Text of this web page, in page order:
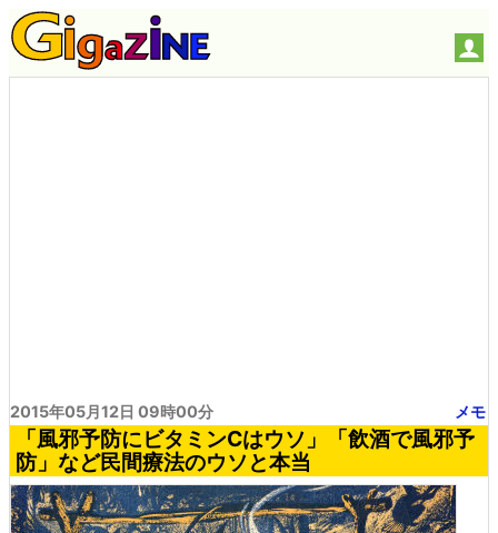
2015年05月12日 09時00分 メモ
「風邪予防にビタミンCはウソ」「飲酒で風邪予
防」など民間療法のウソと本当